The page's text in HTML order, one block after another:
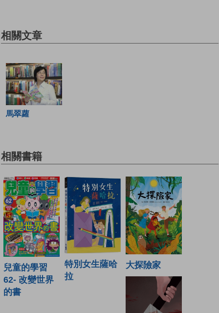
相關文章
馬翠蘿
相關書籍
兒童的學習
62- 改變世界
的書
特別女生薩哈
拉
大探險家